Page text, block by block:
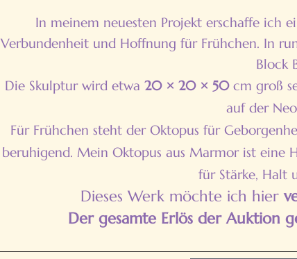
In meinem neuesten Projekt erschaffe ich
Verbundenheit und Hoffnung für Frühchen. In
Block
Die Skulptur wird etwa 20 × 20 × 50cm groß
auf der
Für Frühchen steht der Oktopus für
beruhigend. Mein Oktopus aus Marmor ist eine
für Stärke, Halt
Dieses Werk möchte ich hier
Der gesamte Erlös der Auktion